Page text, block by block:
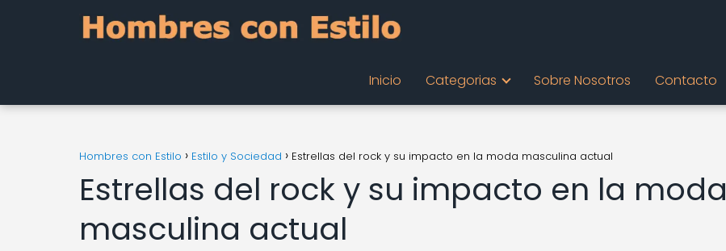
Inicio Categorias Sobre Nosotros Contacto
Hombres con Estilo Estilo y Sociedad Estrellas del rock y su impacto en la moda masculina actual
Estrellas del rock y su impacto en la moda
masculina actual